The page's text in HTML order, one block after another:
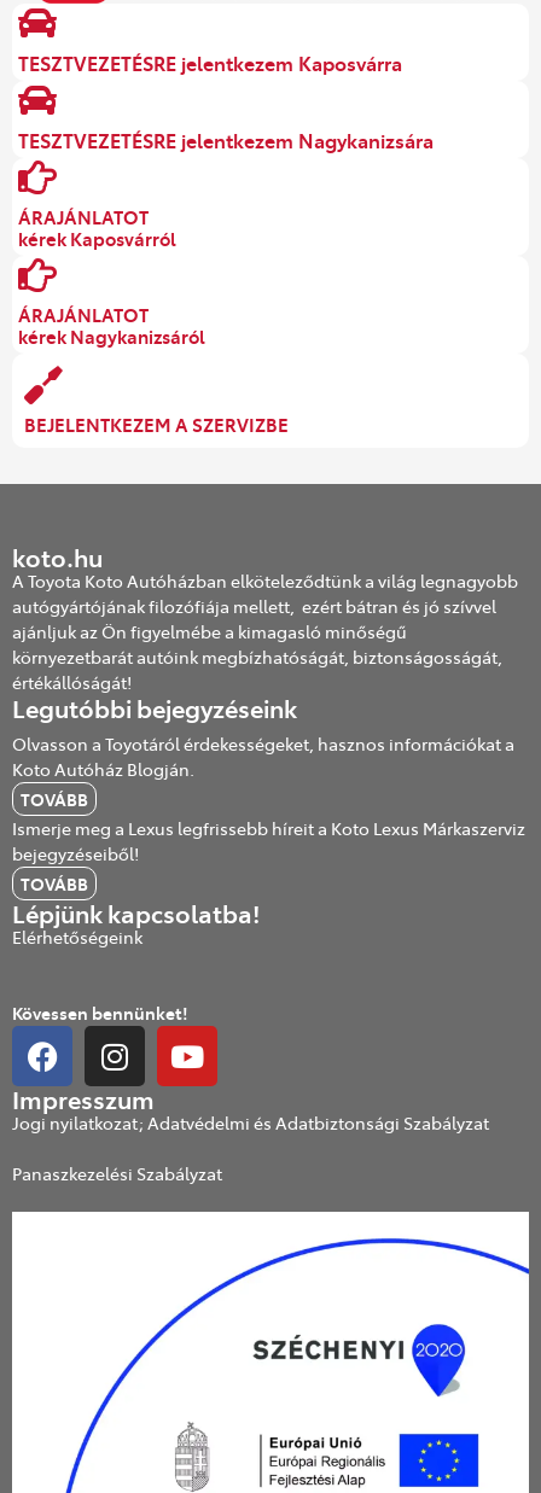
TESZTVEZETÉSRE jelentkezem Kaposvárra
TESZTVEZETÉSRE jelentkezem Nagykanizsára
ÁRAJÁNLATOT
kérek Kaposvárról
ÁRAJÁNLATOT
kérek Nagykanizsáról
BEJELENTKEZEM A SZERVIZBE
koto.hu
A Toyota Koto Autóházban elköteleződtünk a világ legnagyobb
autógyártójának filozófiája mellett, ezért bátran és jó szívvel
ajánljuk az Ön figyelmébe a kimagasló minőségű
környezetbarát autóink megbízhatóságát, biztonságosságát,
értékállóságát!
Legutóbbi bejegyzéseink
Olvasson a Toyotáról érdekességeket, hasznos információkat a
Koto Autóház Blogján.
TOVÁBB
Ismerje meg a Lexus legfrissebb híreit a Koto Lexus Márkaszerviz
bejegyzéseiből!
TOVÁBB
Lépjünk kapcsolatba!
Elérhetőségeink
Kövessen bennünket!
Impresszum
Jogi nyilatkozat; Adatvédelmi és Adatbiztonsági Szabályzat
Panaszkezelési Szabályzat